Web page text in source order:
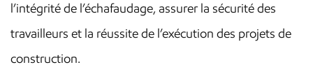
l’intégrité de l’échafaudage, assurer la sécurité des
travailleurs et la réussite de l’exécution des projets de
construction.